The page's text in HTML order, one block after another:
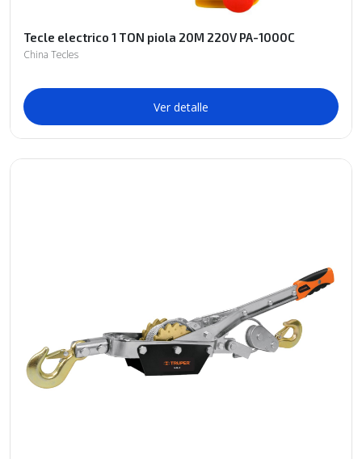
Tecle electrico 1 TON piola 20M 220V PA-1000C
China Tecles
Ver detalle